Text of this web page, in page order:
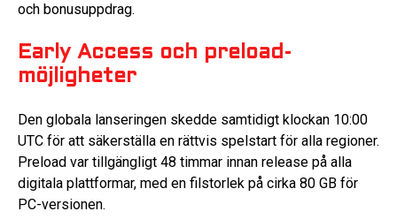
och bonusuppdrag.
Early Access och preload-
möjligheter
Den globala lanseringen skedde samtidigt klockan 10:00
UTC för att säkerställa en rättvis spelstart för alla regioner.
Preload var tillgängligt 48 timmar innan release på alla
digitala plattformar, med en filstorlek på cirka 80 GB för
PC-versionen.